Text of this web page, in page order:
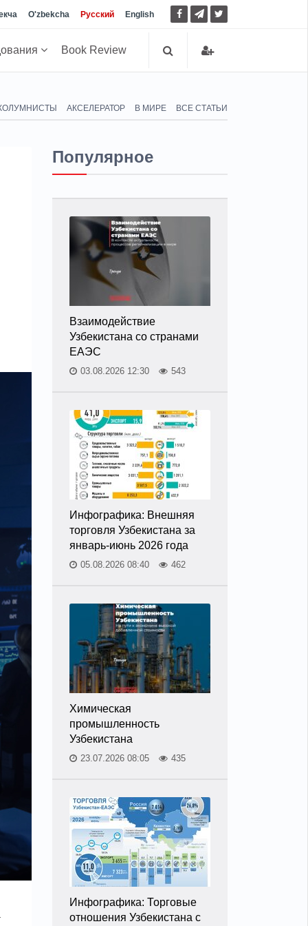
O'zbekcha Русский English
Book Review
АКСЕЛЕРАТОР В МИРЕ ВСЕ СТАТЬИ
Популярное
Взаимодействие
Узбекистана со странами
ЕАЭС
03.08.2026 12:30 543
Инфографика: Внешняя
торговля Узбекистана за
январь-июнь 2026 года
05.08.2026 08:40 462
Химическая
промышленность
Узбекистана
23.07.2026 08:05 435
Инфографика: Торговые
отношения Узбекистана с